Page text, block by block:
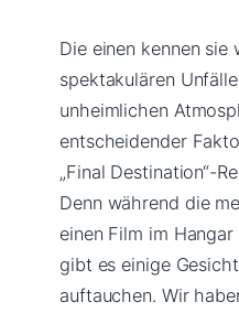
Die einen kennen sie
spektakulären
unheimlichen
entscheidender
„Final Destination“-
Denn während die
einen Film im
gibt es einige
auftauchen. Wir